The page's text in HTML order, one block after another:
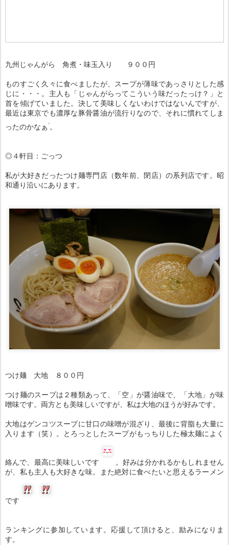
九州じゃんがら 角煮・味玉入り ９００円
ものすごく久々に食べましたが、スープが薄味であっさりとした感
じに・・・。主人も「じゃんがらってこういう味だったっけ？」と
首を傾げていました。決して美味しくないわけではないんですが、
最近は東京でも濃厚な豚骨醤油が流行りなので、それに慣れてしま
ったのかなぁ 。
◎４軒目：ごっつ
私が大好きだったつけ麺専門店（数年前、閉店）の系列店です。昭
和通り沿いにあります。
つけ麺 大地 ８００円
つけ麺のスープは２種類あって、「空」が醤油味で、「大地」が味
噌味です。両方とも美味しいですが、私は大地のほうが好みです。
大地はゲンコツスープに甘口の味噌が混ざり、最後に背脂も大量に
入ります（笑）。とろっとしたスープがもっちりした極太麺によく
絡んで、最高に美味しいです
。好みは分かれるかもしれません
が、私も主人も大好きな味。また絶対に食べたいと思えるラーメン
です
ランキングに参加しています。応援して頂けると、励みになりま
す。